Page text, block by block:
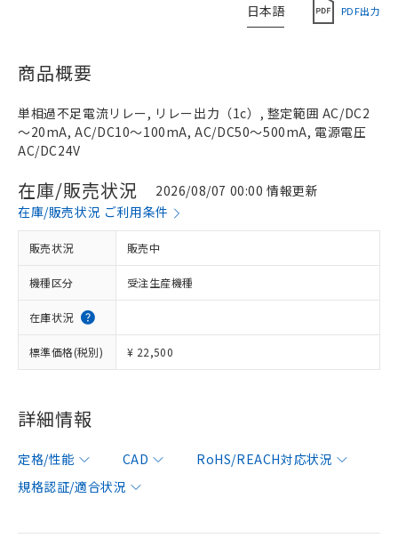
日本語 PDF出力
商品概要
単相過不足電流リレー, リレー出力（1c）, 整定範囲 AC/DC2
～20mA, AC/DC10～100mA, AC/DC50～500mA, 電源電圧
AC/DC24V
在庫/販売状況
2026/08/07 00:00 情報更新
在庫/販売状況 ご利用条件
販売状況 販売中
機種区分 受注生産機種
在庫状況
標準価格(税別) ¥ 22,500
詳細情報
定格/性能 CAD
RoHS/REACH対応状況
規格認証/適合状況